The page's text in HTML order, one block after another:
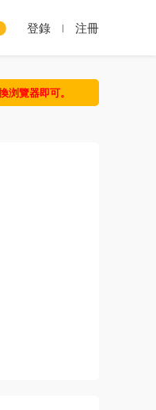
登錄 注冊
覽器即可。